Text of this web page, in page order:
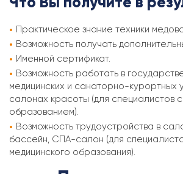
Практическое знание техники
Возможность получать
Именной сертификат.
Возможность работать в
медицинских и санаторно-курортных
салонах красоты (для специалистов
образованием).
Возможность трудоустройства в
бассейн, СПА-салон (для
медицинского образования).